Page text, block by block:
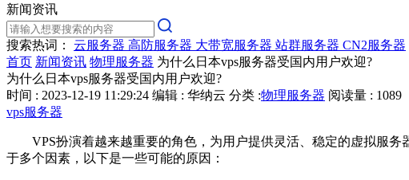
新闻资讯
搜索热词： 云服务器 高防服务器 大带宽服务器 站群服务器 CN2服务器
首页 新闻资讯 物理服务器 为什么日本vps服务器受国内用户欢迎?
为什么日本vps服务器受国内用户欢迎?
时间 : 2023-12-19 11:29:24 编辑 : 华纳云 分类 :物理服务器 阅读量 : 1089
vps服务器
VPS扮演着越来越重要的角色，为用户提供灵活、稳定的虚拟服务
于多个因素，以下是一些可能的原因：